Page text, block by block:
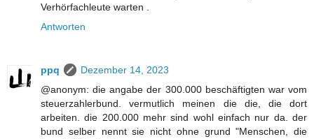
Verhörfachleute warten .
Antworten
ppq
Dezember 14, 2023
@anonym: die angabe der 300.000 beschäftigten war vom
steuerzahlerbund. vermutlich meinen die die, die dort
arbeiten. die 200.000 mehr sind wohl einfach nur da. der
bund selber nennt sie nicht ohne grund "Menschen, die